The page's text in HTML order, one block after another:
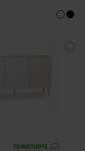
TILAUSTUOTE